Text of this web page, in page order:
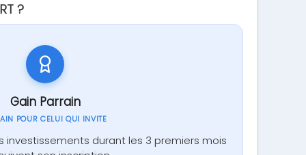
?
Gain Parrain
POUR CELUI QUI INVITE
investissements durant les 3 premiers mois